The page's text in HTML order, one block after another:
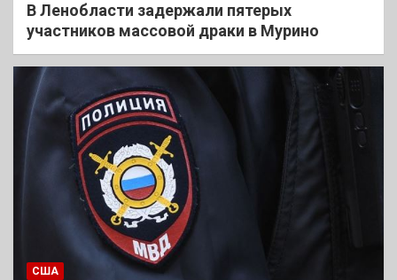
В Ленобласти задержали пятерых
участников массовой драки в Мурино
США